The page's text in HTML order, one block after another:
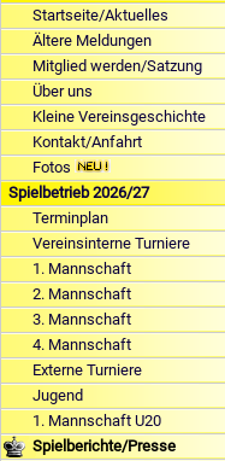
Startseite/Aktuelles
Ältere Meldungen
Mitglied werden/Satzung
Über uns
Kleine Vereinsgeschichte
Kontakt/Anfahrt
Fotos
Spielbetrieb 2026/27
Terminplan
Vereinsinterne Turniere
1. Mannschaft
2. Mannschaft
3. Mannschaft
4. Mannschaft
Externe Turniere
Jugend
1. Mannschaft U20
Spielberichte/Presse